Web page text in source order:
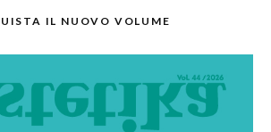
IL NUOVO VOLUME